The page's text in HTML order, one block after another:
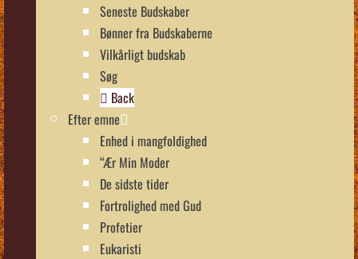
Seneste Budskaber
Bønner fra Budskaberne
Vilkårligt budskab
Søg
Back
Efter emne
Enhed i mangfoldighed
“Ær Min Moder
De sidste tider
Fortrolighed med Gud
Profetier
Eukaristi